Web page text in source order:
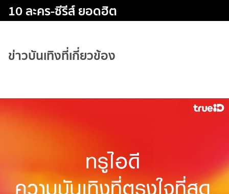
10 ละคร-ซีรีส์ ยอดฮิต
ข่าวบันเทิงที่เกี่ยวข้อง